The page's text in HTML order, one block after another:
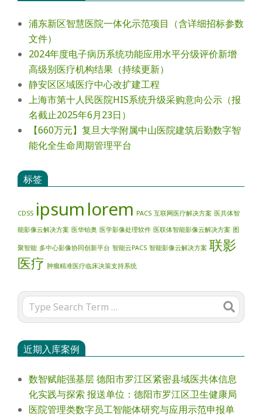
浦东新区智慧医院一体化示范项目（含详细招标参数
文件）
2024年度电⼦病历系统功能应⽤⽔平分级评价新增
⾼级别医疗机构结果（持续更新）
静安区区域医疗中心改扩建工程
上海市第十人民医院HIS系统升级采购意向公示（报
名截止2025年6月23日）
【660万元】复旦大学附属中山医院建筑后勤数字智
能化全生命周期管理平台
标签
CDSS ipsum lorem PACS 互联网医疗解决方案 医共体智
能影像云解决方案 医华铂奥 医学影像处理软件 医联体智能影像云解决方案 图
聚智能 多中心影像协同创新平台 智能云PACS 智能影像云解决方案 联影
医疗 肿瘤精准医疗临床决策支持系统
Search
近期入库案例
数智赋能强基层 德阳市罗江区紧密县域医共体信息
化实践与探索 报送单位：德阳市罗江区卫生健康局
医院管理类数字员工智能体研究与应用示范申报单